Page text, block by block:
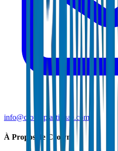
info@crownplasticuae.com
À Propos de Crown